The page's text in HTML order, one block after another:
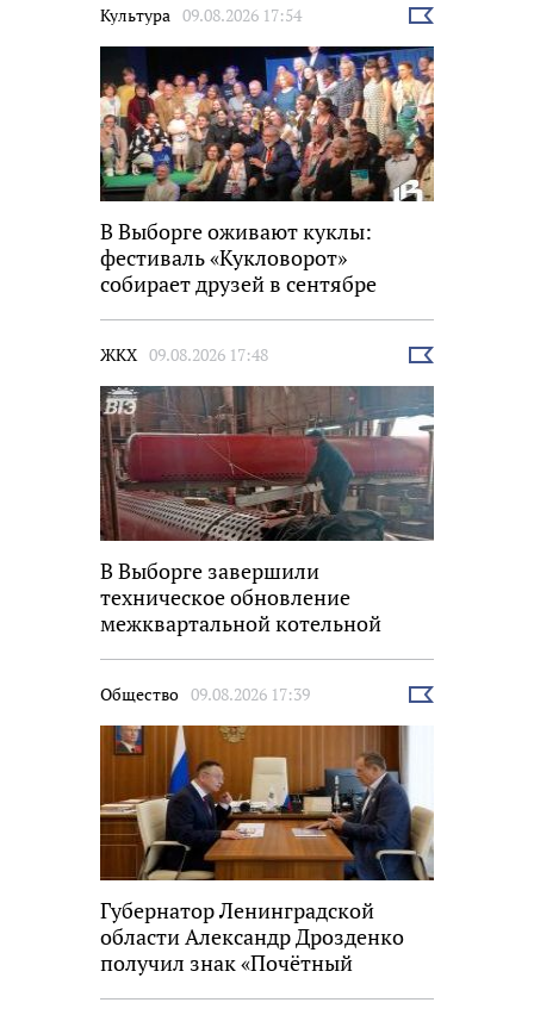
Культура 09.08.2026 17:54
Выбрать
В Выборге оживают куклы:
фестиваль «Кукловорот»
собирает друзей в сентябре
ЖКХ 09.08.2026 17:48
Выбрать
В Выборге завершили
техническое обновление
межквартальной котельной
Общество 09.08.2026 17:39
Выбрать
Губернатор Ленинградской
области Александр Дрозденко
получил знак «Почётный